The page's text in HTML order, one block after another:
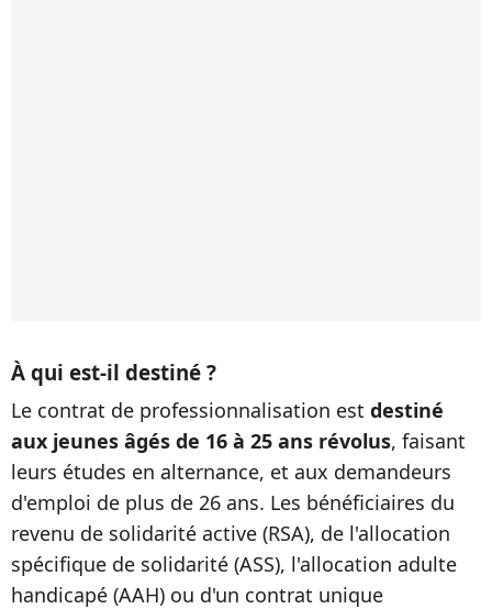
À qui est-il destiné ?
Le contrat de professionnalisation est destiné
aux jeunes âgés de 16 à 25 ans révolus, faisant
leurs études en alternance, et aux demandeurs
d'emploi de plus de 26 ans. Les bénéficiaires du
revenu de solidarité active (RSA), de l'allocation
spécifique de solidarité (ASS), l'allocation adulte
handicapé (AAH) ou d'un contrat unique